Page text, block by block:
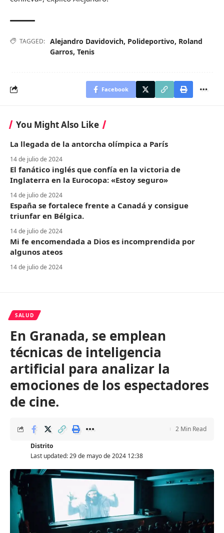
TAGGED: Alejandro Davidovich, Polideportivo, Roland
Garros, Tenis
Facebook
You Might Also Like
La llegada de la antorcha olímpica a París
14 de julio de 2024
El fanático inglés que confía en la victoria de
Inglaterra en la Eurocopa: «Estoy seguro»
14 de julio de 2024
España se fortalece frente a Canadá y consigue
triunfar en Bélgica.
14 de julio de 2024
Mi fe encomendada a Dios es incomprendida por
algunos ateos
14 de julio de 2024
SALUD
En Granada, se emplean
técnicas de inteligencia
artificial para analizar la
emociones de los espectadores
de cine.
Last updated: 29 de mayo de 2024 12:38
Distrito
2 Min Read